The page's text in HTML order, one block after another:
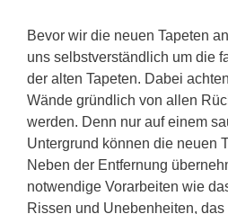
Bevor wir die neuen Tapeten
uns selbstverständlich um die
der alten Tapeten. Dabei
Wände gründlich von allen
werden. Denn nur auf einem
Untergrund können die neuen
Neben der Entfernung
notwendige Vorarbeiten wie
Rissen und Unebenheiten,